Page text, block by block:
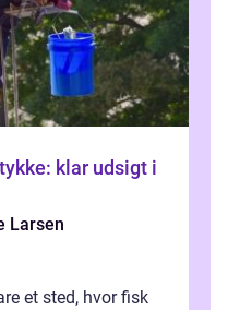
klar udsigt i
Larsen
et sted, hvor fisk